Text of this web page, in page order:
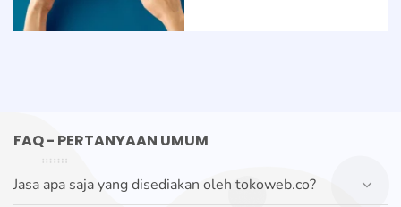
FAQ - PERTANYAAN UMUM
Jasa apa saja yang disediakan oleh tokoweb.co?